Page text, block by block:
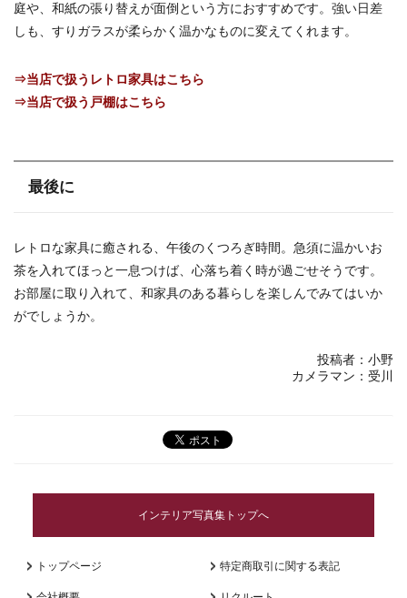
庭や、和紙の張り替えが面倒という方におすすめです。強い日差
しも、すりガラスが柔らかく温かなものに変えてくれます。
⇒当店で扱うレトロ家具はこちら
⇒当店で扱う戸棚はこちら
最後に
レトロな家具に癒される、午後のくつろぎ時間。急須に温かいお
茶を入れてほっと一息つけば、心落ち着く時が過ごせそうです。
お部屋に取り入れて、和家具のある暮らしを楽しんでみてはいか
がでしょうか。
投稿者：小野
カメラマン：受川
インテリア写真集トップへ
トップページ 特定商取引に関する表記